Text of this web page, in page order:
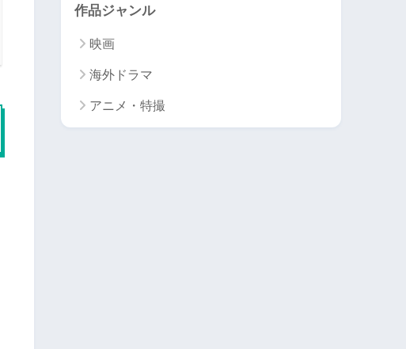
作品ジャンル
映画
海外ドラマ
アニメ・特撮